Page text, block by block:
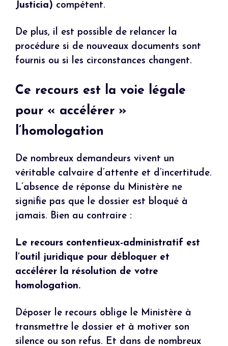
Justicia) compétent.
De plus, il est possible de relancer la
procédure si de nouveaux documents sont
fournis ou si les circonstances changent.
Ce recours est la voie légale
pour « accélérer »
l’homologation
De nombreux demandeurs vivent un
véritable calvaire d’attente et d’incertitude.
L’absence de réponse du Ministère ne
signifie pas que le dossier est bloqué à
jamais. Bien au contraire :
Le recours contentieux-administratif est
l’outil juridique pour débloquer et
accélérer la résolution de votre
homologation.
Déposer le recours oblige le Ministère à
transmettre le dossier et à motiver son
silence ou son refus. Et dans de nombreux